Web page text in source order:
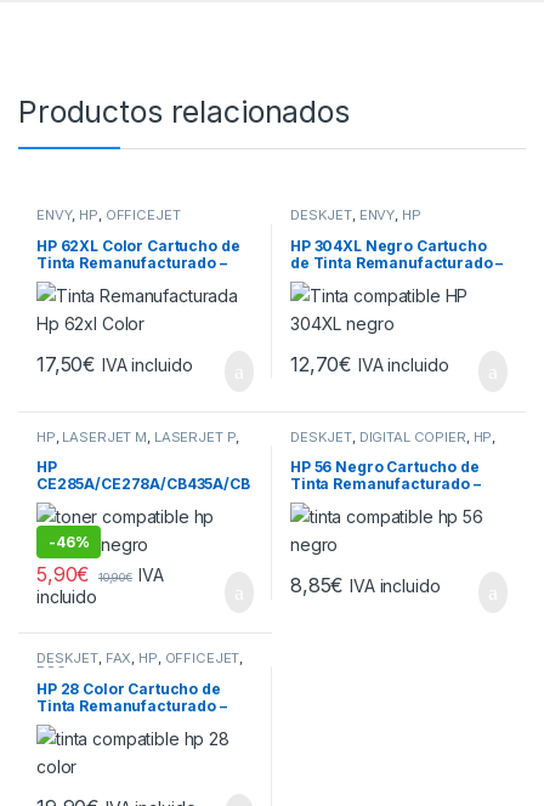
Productos relacionados
ENVY, HP, OFFICEJET
HP 62XL Color Cartucho de
Tinta Remanufacturado –
Reemplaza
C2P06AE/C2P07AE
17,50€ IVA incluido
DESKJET, ENVY, HP
HP 304XL Negro Cartucho
de Tinta Remanufacturado –
Muestra Nivel de Tinta –
Reemplaza
N9K08AE/N9K06AE
12,70€ IVA incluido
HP, LASERJET M, LASERJET P,
LASERJET PRO M
PRO P
HP
CE285A/CE278A/CB435A/CB
436A Negro Cartucho de
Toner Generico –
Reemplaza
85A/78A/35A/36A
-46%
5,90€ 10,90€ IVA
incluido
DESKJET, DIGITAL COPIER, HP,
OFFICEJET
PHOTOSMART,PSC
HP 56 Negro Cartucho de
Tinta Remanufacturado –
Reemplaza
C6656AE/C6656GE
8,85€ IVA incluido
DESKJET, FAX, HP, OFFICEJET,
PSC
HP 28 Color Cartucho de
Tinta Remanufacturado –
Reemplaza C8728AE